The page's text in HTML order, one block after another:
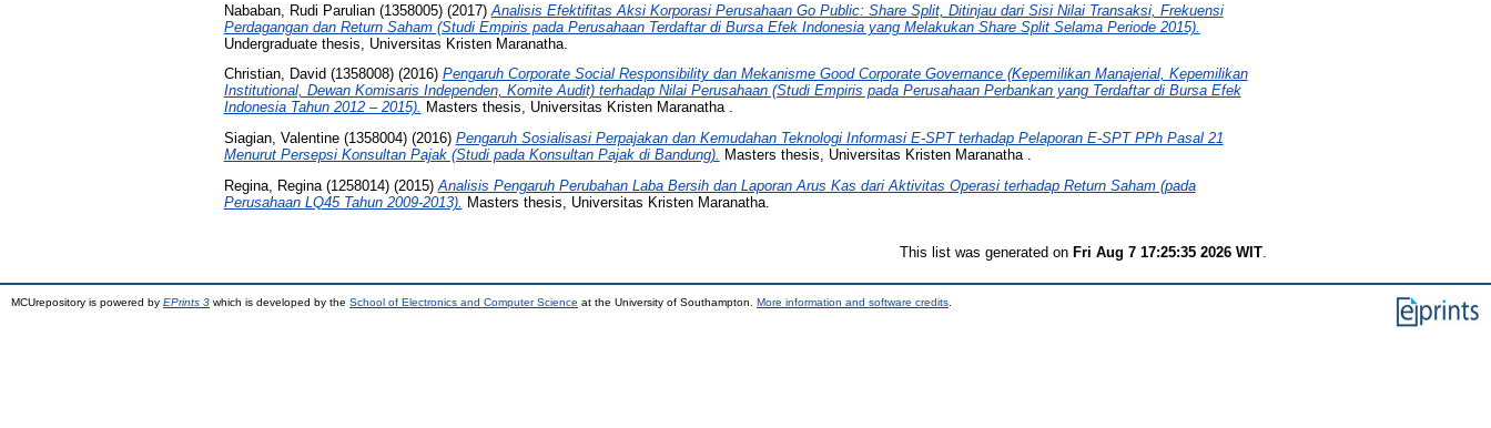
Nababan, Rudi Parulian (1358005)(2017) Analisis Efektifitas Aksi Korporasi Perusahaan Go Public: Share Split, Ditinjau dari Sisi Nilai Transaksi, Frekuensi
Perdagangan dan Return Saham (Studi Empiris pada Perusahaan Terdaftar di Bursa Efek Indonesia yang Melakukan Share Split Selama Periode 2015).
Undergraduate thesis, Universitas Kristen Maranatha.
Christian, David (1358008)(2016) Pengaruh Corporate Social Responsibility dan Mekanisme Good Corporate Governance (Kepemilikan Manajerial, Kepemilikan
Institutional, Dewan Komisaris Independen, Komite Audit) terhadap Nilai Perusahaan (Studi Empiris pada Perusahaan Perbankan yang Terdaftar di Bursa Efek
Indonesia Tahun 2012 – 2015). Masters thesis, Universitas Kristen Maranatha .
Siagian, Valentine (1358004)(2016) Pengaruh Sosialisasi Perpajakan dan Kemudahan Teknologi Informasi E-SPT terhadap Pelaporan E-SPT PPh Pasal 21
Menurut Persepsi Konsultan Pajak (Studi pada Konsultan Pajak di Bandung). Masters thesis, Universitas Kristen Maranatha .
Regina, Regina (1258014)(2015) Analisis Pengaruh Perubahan Laba Bersih dan Laporan Arus Kas dari Aktivitas Operasi terhadap Return Saham (pada
Perusahaan LQ45 Tahun 2009-2013).
Masters thesis, Universitas Kristen Maranatha.
This list was generated on Fri Aug 7 17:25:35 2026 WIT
MCUrepository is powered by EPrints 3 which is developed by the School of Electronics and Computer Science at the University of Southampton. More information and software credits